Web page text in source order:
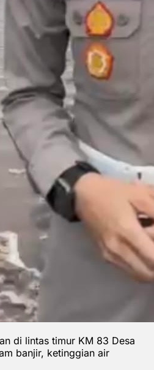
di lintas timur KM 83 Desa
banjir, ketinggian air